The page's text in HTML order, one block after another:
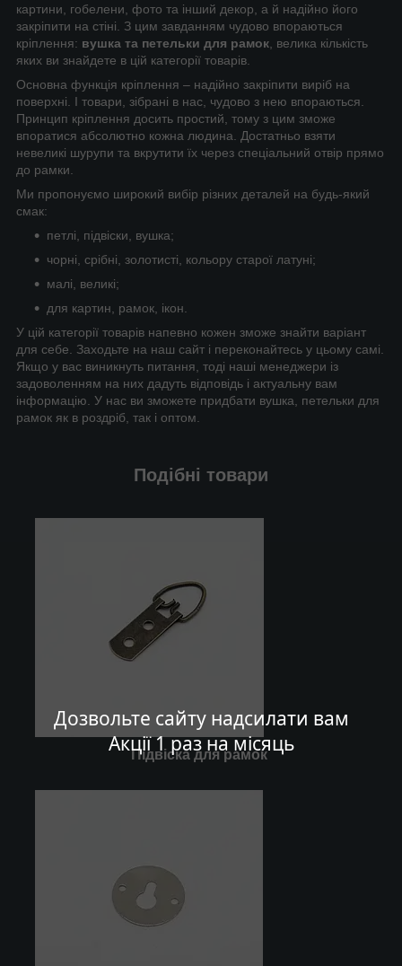
Дозвольте сайту надсилати вам
Акції 1 раз на місяць
картини, гобелени, фото та інший декор, а й надійно його
закріпити на стіні. З цим завданням чудово впораються
кріплення: вушка та петельки для рамок , велика кількість
яких ви знайдете в цій категорії товарів.
Основна функція кріплення – надійно закріпити виріб на
поверхні. І товари, зібрані в нас, чудово з нею впораються.
Принцип кріплення досить простий, тому з цим зможе
впоратися абсолютно кожна людина. Достатньо взяти
невеликі шурупи та вкрутити їх через спеціальний отвір прямо
до рамки.
Ми пропонуємо широкий вибір різних деталей на будь-який
смак:
петлі, підвіски, вушка;
чорні, срібні, золотисті, кольору старої латуні;
малі, великі;
для картин, рамок, ікон.
У цій категорії товарів напевно кожен зможе знайти варіант
для себе. Заходьте на наш сайт і переконайтесь у цьому самі.
Якщо у вас виникнуть питання, тоді наші менеджери із
задоволенням на них дадуть відповідь і актуальну вам
інформацію. У нас ви зможете придбати вушка, петельки для
рамок як в роздріб, так і оптом.
Подібні товари
Підвіска для рамок